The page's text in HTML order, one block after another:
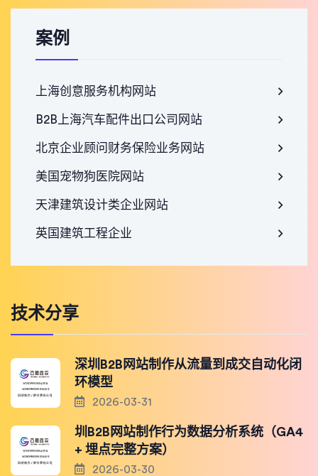
案例
上海创意服务机构网站
B2B上海汽车配件出口公司网站
北京企业顾问财务保险业务网站
美国宠物狗医院网站
天津建筑设计类企业网站
英国建筑工程企业
技术分享
深圳B2B网站制作从流量到成交自动化闭
环模型
2026-03-31
圳B2B网站制作行为数据分析系统（GA4
+ 埋点完整方案）
2026-03-30